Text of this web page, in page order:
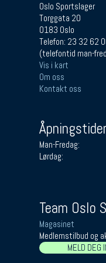
Oslo Sportslager
Torggata 20
0183 Oslo
Telefon: 23 32 62
(telefontid man-
Vis i kart
Om oss
Kontakt oss
Man-Fredag:
Lørdag:
Team Oslo
Magasinet
Medlemstilbud og
MELD DEG